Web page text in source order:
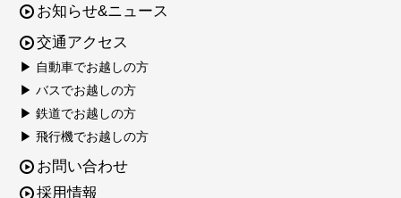
お知らせ&ニュース
交通アクセス
▶ 自動車でお越しの方
▶ バスでお越しの方
▶ 鉄道でお越しの方
▶ 飛行機でお越しの方
お問い合わせ
採用情報